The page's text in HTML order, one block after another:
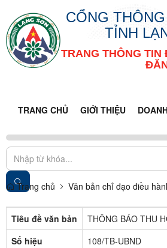
CỔNG
TỈNH
TRANG THÔNG
TRANG CHỦ GIỚI THIỆU
Trang chủ Văn bản chỉ đạo điều
Tiêu đề văn bản
THÔNG BÁO THU
Số hiệu
108/TB-UBND